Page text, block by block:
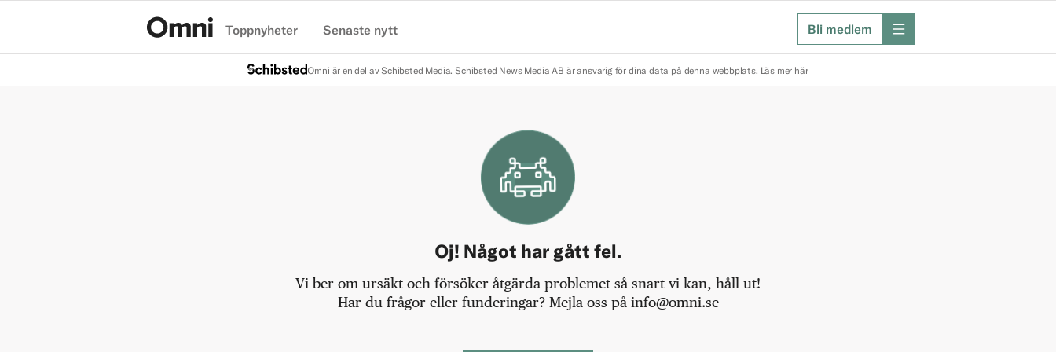
Toppnyheter Senaste nytt Bli medlem meny
Omni är en del av Schibsted Media. Schibsted News Media AB är ansvarig för dina data på denna webbplats. Läs mer här
Oj! Något har gått fel.
Vi ber om ursäkt och försöker åtgärda problemet så snart vi kan, håll ut!
Har du frågor eller funderingar? Mejla oss på info@omni.se